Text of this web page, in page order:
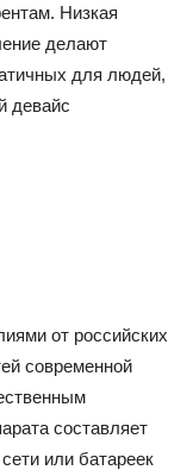
Низкая
делают
для людей,
девайс
от российских
современной
составляет
или батареек